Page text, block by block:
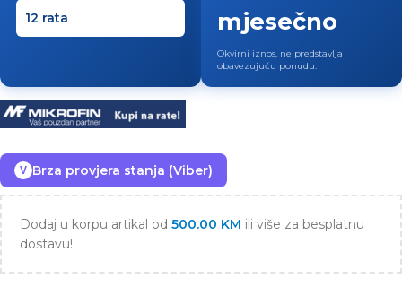
mjesečno
Okvirni iznos, ne predstavlja
obavezujuću ponudu.
V Brza provjera stanja (Viber)
Dodaj u korpu artikal od 500.00 KM ili više za besplatnu
dostavu!